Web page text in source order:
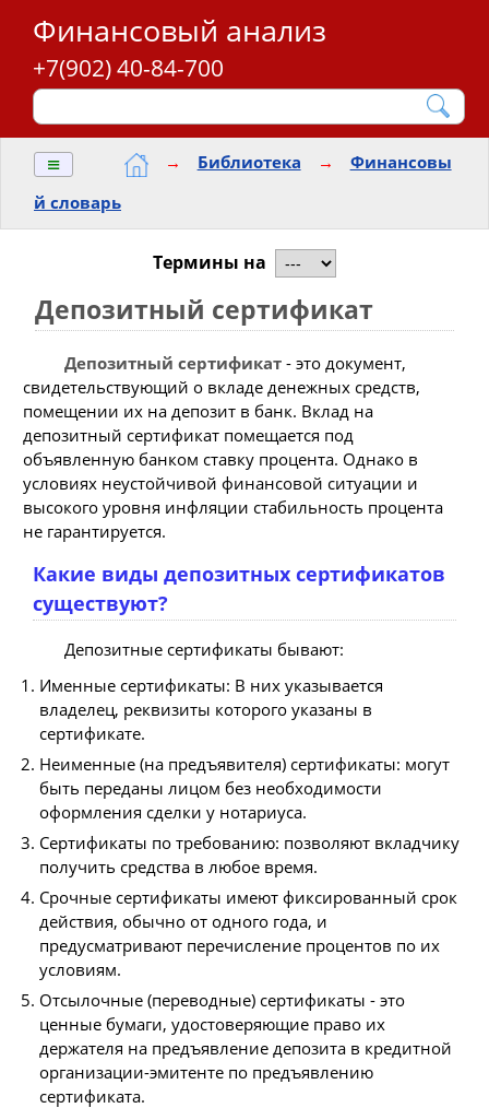
Финансовый анализ
+7(902) 40-84-700
≡ → Библиотека →
Финансовы
й словарь
Термины на
Депозитный сертификат
Депозитный сертификат- это документ,
свидетельствующий о вкладе денежных средств,
помещении их на депозит в банк. Вклад на
депозитный сертификат помещается под
объявленную банком ставку процента. Однако в
условиях неустойчивой финансовой ситуации и
высокого уровня инфляции стабильность процента
не гарантируется.
Какие виды депозитных сертификатов
существуют?
Депозитные сертификаты бывают:
Именные сертификаты: В них указывается
владелец, реквизиты которого указаны в
сертификате.
Неименные (на предъявителя) сертификаты: могут
быть переданы лицом без необходимости
оформления сделки у нотариуса.
Сертификаты по требованию: позволяют вкладчику
получить средства в любое время.
Срочные сертификаты имеют фиксированный срок
действия, обычно от одного года, и
предусматривают перечисление процентов по их
условиям.
Отсылочные (переводные) сертификаты - это
ценные бумаги, удостоверяющие право их
держателя на предъявление депозита в кредитной
организации-эмитенте по предъявлению
сертификата.